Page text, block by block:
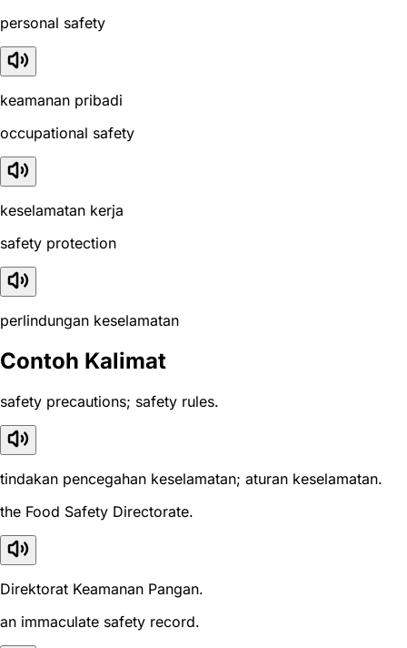
personal safety
keamanan pribadi
occupational safety
keselamatan kerja
safety protection
perlindungan keselamatan
Contoh Kalimat
safety precautions; safety rules.
tindakan pencegahan keselamatan; aturan keselamatan.
the Food Safety Directorate.
Direktorat Keamanan Pangan.
an immaculate safety record.